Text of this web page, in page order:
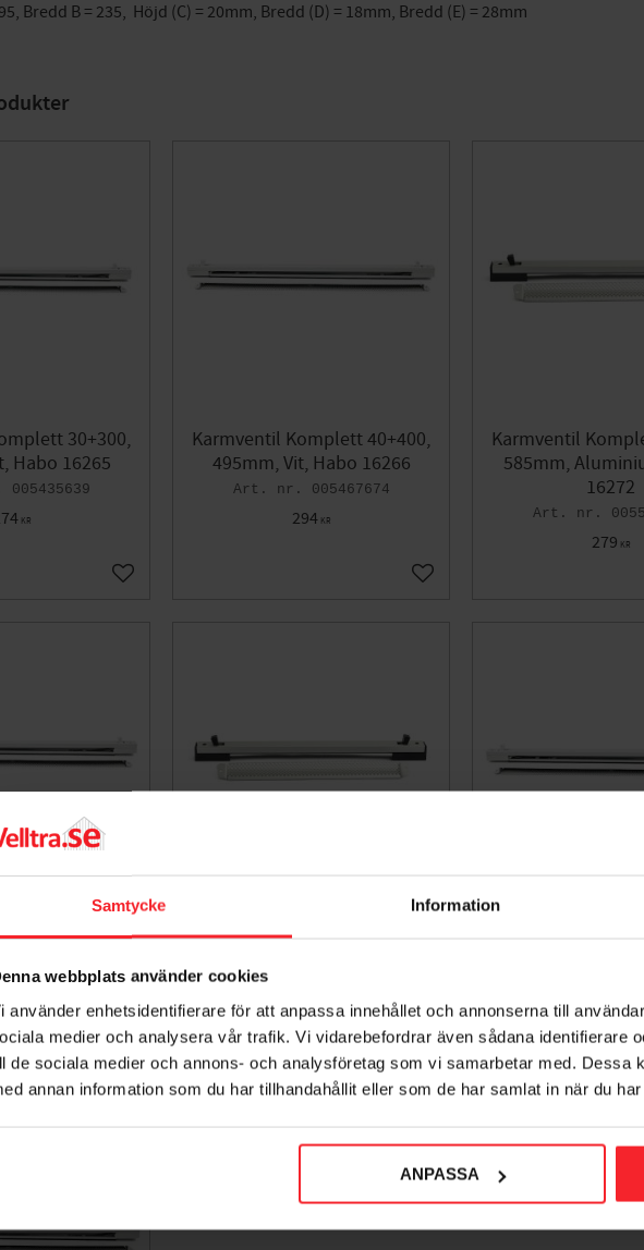
Samtycke Information
webbplats använder cookies
använder enhetsidentifierare för att anpassa innehållet och annonserna till
medier och analysera vår trafik. Vi vidarebefordrar även sådana identifierare
de sociala medier och annons- och analysföretag som vi samarbetar med. Dessa
annan information som du har tillhandahållit eller som de har samlat in när du
ANPASSA
Bredd B = 235, Höjd (C) = 20mm, Bredd (D) = 18mm, Bredd (E) = 28mm
30+300,
Habo 16265
005435639
KR
Lägg till i favoriter
Karmventil Komplett 40+400,
495mm, Vit, Habo 16266
005467674
294KR
Lägg till i favoriter
Karmventil
585mm,
16272
279 KR
20+200,
Habo 16264
005436758
Lägg till i favoriter
495mm, Aluminium, Habo
255
Lägg till i favoriter
695mm, Vit,
347 KR